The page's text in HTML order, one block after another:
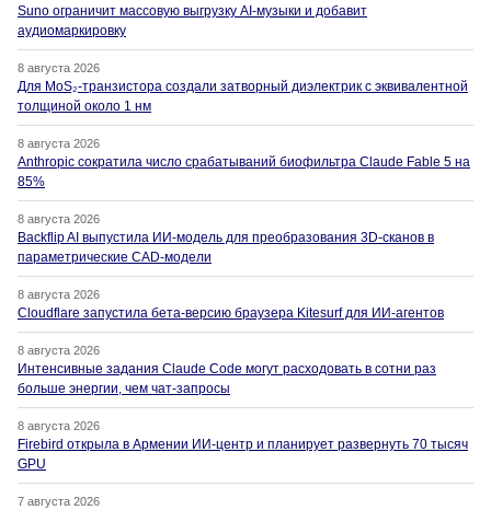
Suno ограничит массовую выгрузку AI-музыки и добавит
аудиомаркировку
8 августа 2026
Для MoS₂-транзистора создали затворный диэлектрик с эквивалентной
толщиной около 1 нм
8 августа 2026
Anthropic сократила число срабатываний биофильтра Claude Fable 5 на
85%
8 августа 2026
Backflip AI выпустила ИИ-модель для преобразования 3D-сканов в
параметрические CAD-модели
8 августа 2026
Cloudflare запустила бета-версию браузера Kitesurf для ИИ-агентов
8 августа 2026
Интенсивные задания Claude Code могут расходовать в сотни раз
больше энергии, чем чат-запросы
8 августа 2026
Firebird открыла в Армении ИИ-центр и планирует развернуть 70 тысяч
GPU
7 августа 2026